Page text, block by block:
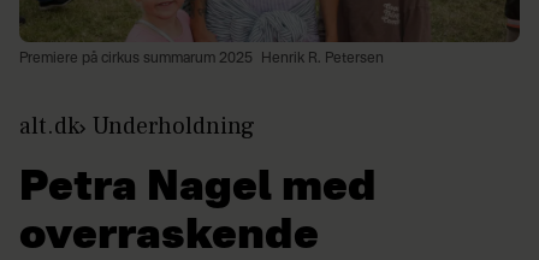
Premiere på cirkus summarum 2025 Henrik R. Petersen
alt.dk Underholdning
Petra Nagel med
overraskende